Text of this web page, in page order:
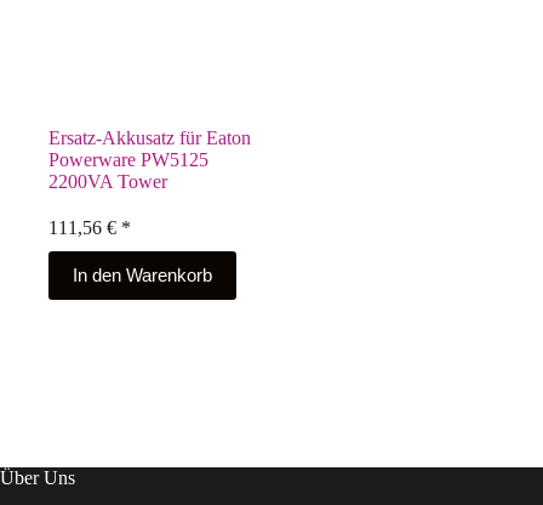
Ersatz-Akkusatz für Eaton
Powerware PW5125
2200VA Tower
111,56 € *
In den Warenkorb
Über Uns